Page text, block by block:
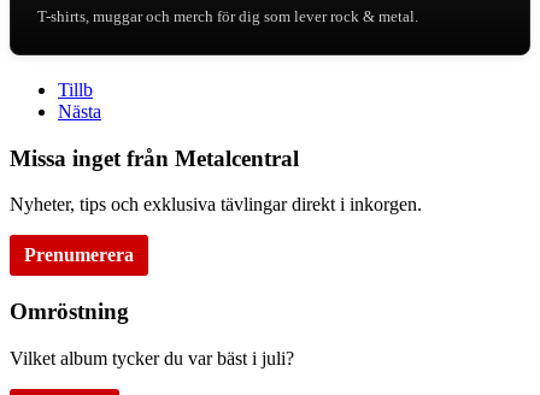
T-shirts, muggar och merch för dig som lever rock & metal.
Tillb
Nästa
Missa inget från Metalcentral
Nyheter, tips och exklusiva tävlingar direkt i inkorgen.
Prenumerera
Omröstning
Vilket album tycker du var bäst i juli?